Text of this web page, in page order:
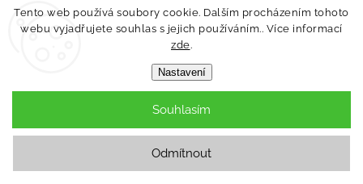
Tento web používá soubory cookie. Dalším procházením tohoto
webu vyjadřujete souhlas s jejich používáním.. Více informací
zde.
Nastavení
Odmítnout
Souhlasím